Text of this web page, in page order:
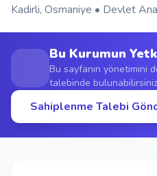
Şehirler
Kampanyalar
Duyurular
Kadirli, Osmaniye • Devlet
Bu Kurumun
Bu sayfanın yönetimini
talebinde
Sahiplenme Talebi